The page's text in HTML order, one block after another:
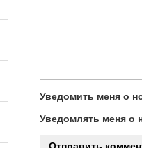
Уведомить меня о
Уведомлять меня о